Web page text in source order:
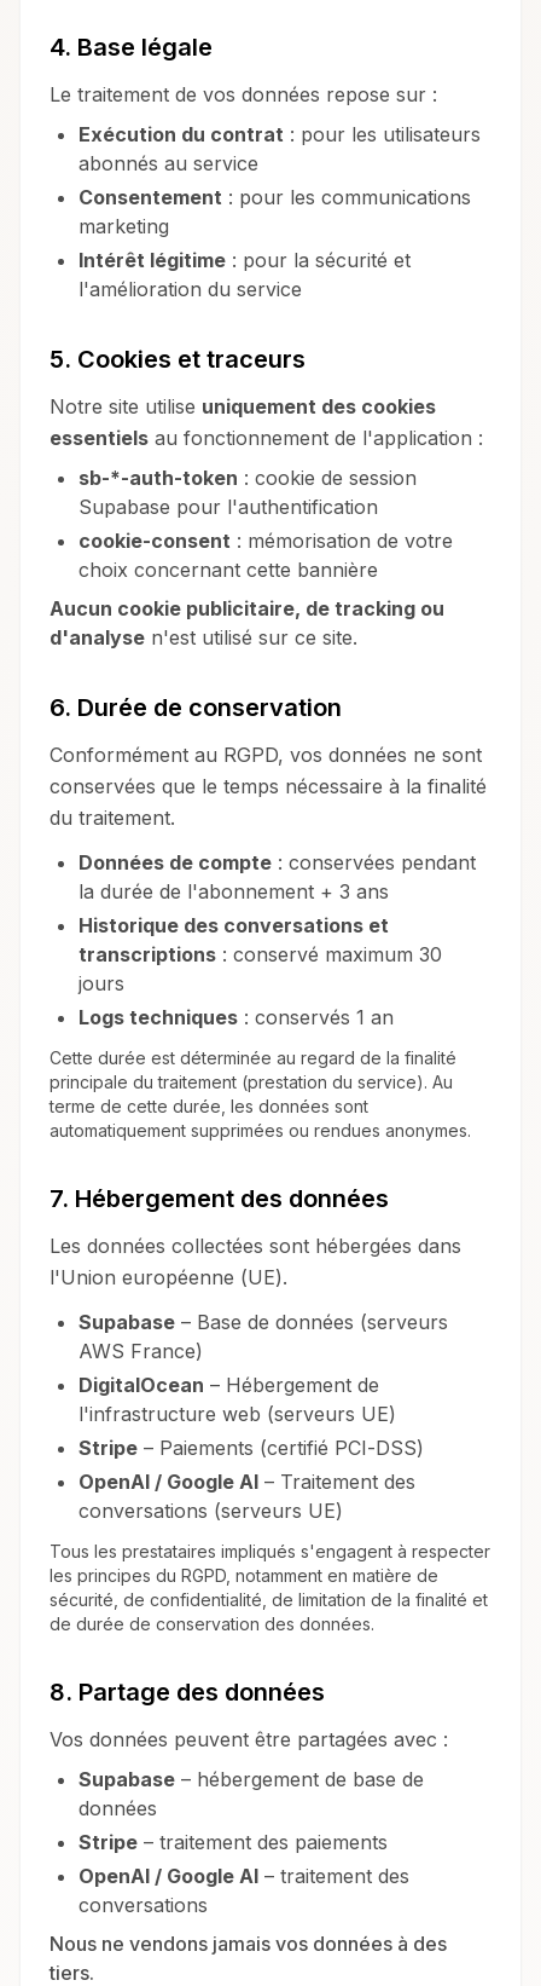
4. Base légale
Le traitement de vos données repose sur :
Exécution du contrat : pour les utilisateurs
abonnés au service
Consentement : pour les communications
marketing
Intérêt légitime : pour la sécurité et
l'amélioration du service
5. Cookies et traceurs
Notre site utilise uniquement des cookies
essentiels au fonctionnement de l'application :
sb-*-auth-token : cookie de session
Supabase pour l'authentification
cookie-consent : mémorisation de votre
choix concernant cette bannière
Aucun cookie publicitaire, de tracking ou
d'analyse n'est utilisé sur ce site.
6. Durée de conservation
Conformément au RGPD, vos données ne sont
conservées que le temps nécessaire à la finalité
du traitement.
Données de compte : conservées pendant
la durée de l'abonnement + 3 ans
Historique des conversations et
transcriptions : conservé maximum 30
jours
Logs techniques : conservés 1 an
Cette durée est déterminée au regard de la finalité
principale du traitement (prestation du service). Au
terme de cette durée, les données sont
automatiquement supprimées ou rendues anonymes.
7. Hébergement des données
Les données collectées sont hébergées dans
l'Union européenne (UE).
Supabase – Base de données (serveurs
AWS France)
DigitalOcean – Hébergement de
l'infrastructure web (serveurs UE)
Stripe – Paiements (certifié PCI-DSS)
OpenAI / Google AI – Traitement des
conversations (serveurs UE)
Tous les prestataires impliqués s'engagent à respecter
les principes du RGPD, notamment en matière de
sécurité, de confidentialité, de limitation de la finalité et
de durée de conservation des données.
8. Partage des données
Vos données peuvent être partagées avec :
Supabase – hébergement de base de
données
Stripe – traitement des paiements
OpenAI / Google AI – traitement des
conversations
Nous ne vendons jamais vos données à des
tiers.